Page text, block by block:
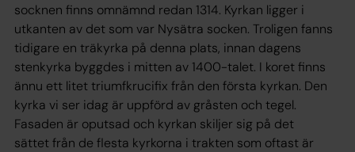
socknen finns omnämnd redan 1314. Kyrkan ligger i
utkanten av det som var Nysätra socken. Troligen fanns
tidigare en träkyrka på denna plats, innan dagens
stenkyrka byggdes i mitten av 1400-talet. I koret finns
ännu ett litet triumfkrucifix från den första kyrkan. Den
kyrka vi ser idag är uppförd av gråsten och tegel.
Fasaden är oputsad och kyrkan skiljer sig på det
sättet från de flesta kyrkorna i trakten som oftast är